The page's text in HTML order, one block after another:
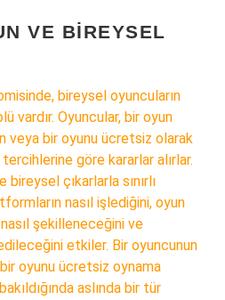
VE BIREYSEL
bireysel oyuncuların
vardır. Oyuncular, bir oyun
veya bir oyunu ücretsiz olarak
göre kararlar alırlar.
çıkarlarla sınırlı
nasıl işlediğini, oyun
şekilleneceğini ve
etkiler. Bir oyuncunun
oyunu ücretsiz oynama
aslında bir tür